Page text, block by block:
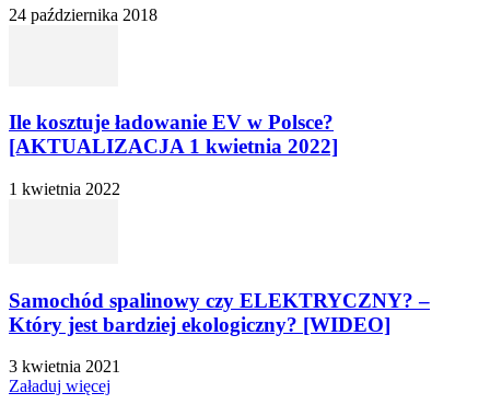
24 października 2018
Ile kosztuje ładowanie EV w Polsce?
[AKTUALIZACJA 1 kwietnia 2022]
1 kwietnia 2022
Samochód spalinowy czy ELEKTRYCZNY? –
Który jest bardziej ekologiczny? [WIDEO]
3 kwietnia 2021
Załaduj więcej